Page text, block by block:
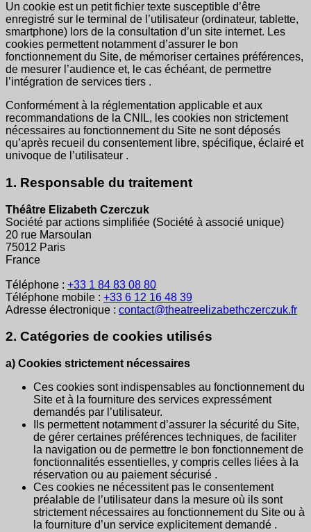
Un cookie est un petit fichier texte susceptible d’être
enregistré sur le terminal de l’utilisateur (ordinateur, tablette,
smartphone) lors de la consultation d’un site internet. Les
cookies permettent notamment d’assurer le bon
fonctionnement du Site, de mémoriser certaines préférences,
de mesurer l’audience et, le cas échéant, de permettre
l’intégration de services tiers .
Conformément à la réglementation applicable et aux
recommandations de la CNIL, les cookies non strictement
nécessaires au fonctionnement du Site ne sont déposés
qu’après recueil du consentement libre, spécifique, éclairé et
univoque de l’utilisateur .
1. Responsable du traitement
Théâtre Elizabeth Czerczuk
Société par actions simplifiée (Société à associé unique)
20 rue Marsoulan
75012 Paris
France
Téléphone : +33 1 84 83 08 80
Téléphone mobile : +33 6 12 16 48 39
Adresse électronique : contact@theatreelizabethczerczuk.fr
2. Catégories de cookies utilisés
a) Cookies strictement nécessaires
Ces cookies sont indispensables au fonctionnement du
Site et à la fourniture des services expressément
demandés par l’utilisateur.
Ils permettent notamment d’assurer la sécurité du Site,
de gérer certaines préférences techniques, de faciliter
la navigation ou de permettre le bon fonctionnement de
fonctionnalités essentielles, y compris celles liées à la
réservation ou au paiement sécurisé .
Ces cookies ne nécessitent pas le consentement
préalable de l’utilisateur dans la mesure où ils sont
strictement nécessaires au fonctionnement du Site ou à
la fourniture d’un service explicitement demandé .